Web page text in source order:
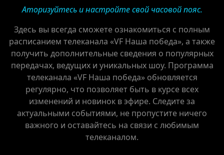
Аторизуйтесь и настройте свой часовой пояс.
Здесь вы всегда сможете ознакомиться с полным
расписанием телеканала «VF Наша победа», а также
получить дополнительные сведения о популярных
передачах, ведущих и уникальных шоу. Программа
телеканала «VF Наша победа» обновляется
регулярно, что позволяет быть в курсе всех
изменений и новинок в эфире. Следите за
актуальными событиями, не пропустите ничего
важного и оставайтесь на связи с любимым
телеканалом.